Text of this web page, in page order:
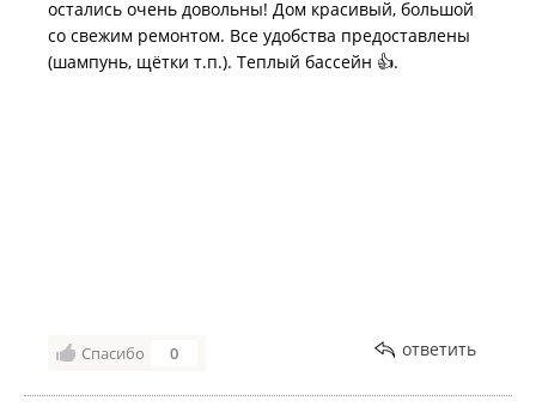
остались очень довольны! Дом красивый, большой
со свежим ремонтом. Все удобства предоставлены
(шампунь, щётки т.п.). Теплый бассейн 👍.
Спасибо 0 ответить